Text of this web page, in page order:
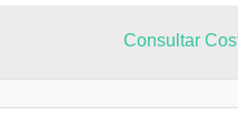
Consultar